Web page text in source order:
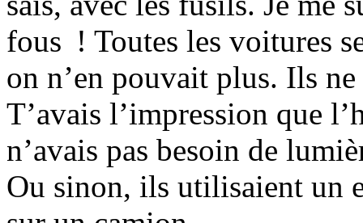
fous ! Toutes les voitures
on n’en pouvait plus. Ils
T’avais l’impression que
n’avais pas besoin de
Ou sinon, ils utilisaient un